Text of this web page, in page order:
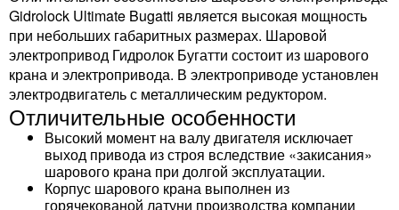
Gidrolock Ultimate Bugatti является высокая мощность
при небольших габаритных размерах. Шаровой
электропривод Гидролок Бугатти состоит из шарового
крана и электропривода. В электроприводе установлен
электродвигатель с металлическим редуктором.
Отличительные особенности
Высокий момент на валу двигателя исключает
выход привода из строя вследствие «закисания»
шарового крана при долгой эксплуатации.
Корпус шарового крана выполнен из
горячекованой латуни производства компании